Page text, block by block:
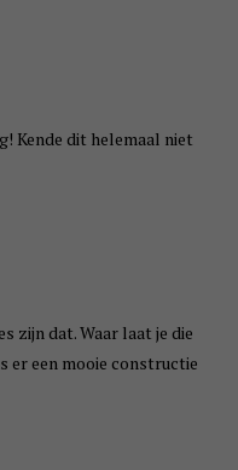
Kende dit helemaal niet
zijn dat. Waar laat je die
er een mooie constructie